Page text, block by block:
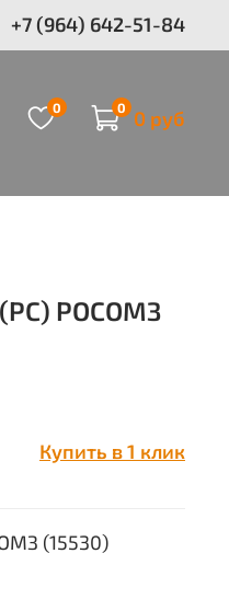
+7 (964) 642-51-84
0 0 0 руб
(PC) РОСОМЗ
Купить в 1 клик
(15530)